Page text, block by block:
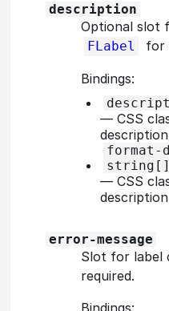
description
Optional slot
FLabel for
Bindings:
— CSS
format-
string[]
— CSS
error-message
Slot for label
required.
Bindings: